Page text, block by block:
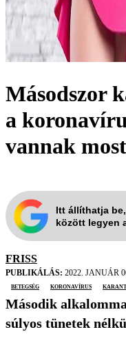
Másodszor
a
vannak most
Itt állíthatja
között legyen
FRISS
PUBLIKÁLÁS: 2022. JANUÁR
betegség
koronavírus
Második
súlyos tünetek